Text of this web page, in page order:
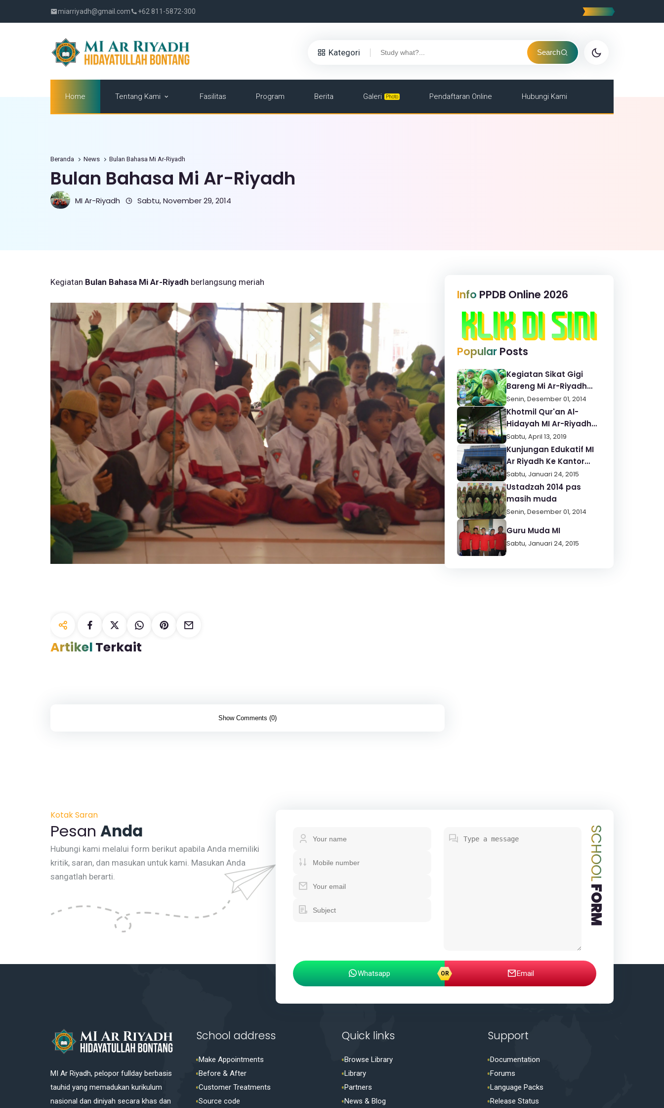
miarriyadh@gmail.com +62 811-5872-300
Kategori Search
Home Tentang Kami Fasilitas Program Berita Galeri Photo Pendaftaran Online Hubungi Kami
Beranda News Bulan Bahasa Mi Ar-Riyadh
Bulan Bahasa Mi Ar-Riyadh
MI Ar-Riyadh Sabtu, November 29, 2014
Kegiatan Bulan Bahasa Mi Ar-Riyadh berlangsung meriah
Artikel Terkait
Show Comments (0)
Info PPDB Online 2026
Popular Posts
Kegiatan Sikat Gigi
Bareng Mi Ar-Riyadh
Hidayatullah Bontang
Senin, Desember 01, 2014
Khotmil Qur'an Al-
Hidayah MI Ar-Riyadh
Bontang
Sabtu, April 13, 2019
Kunjungan Edukatif MI
Ar Riyadh Ke Kantor
Media Bontang Post
Sabtu, Januari 24, 2015
Ustadzah 2014 pas
masih muda
Senin, Desember 01, 2014
Guru Muda MI
Sabtu, Januari 24, 2015
Kotak Saran
Pesan Anda
Hubungi kami melalui form berikut apabila Anda memiliki
kritik, saran, dan masukan untuk kami. Masukan Anda
sangatlah berarti.
SCHOOL
FORM
Whatsapp Email
MI Ar Riyadh, pelopor fullday berbasis
tauhid yang memadukan kurikulum
nasional dan diniyah secara khas dan
School address
Make Appointments
Before & After
Customer Treatments
Source code
Quick links
Browse Library
Library
Partners
News & Blog
Support
Documentation
Forums
Language Packs
Release Status